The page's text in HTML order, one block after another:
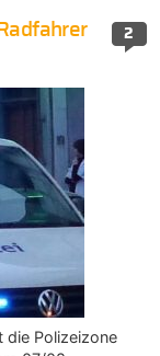
2
die Polizeizone